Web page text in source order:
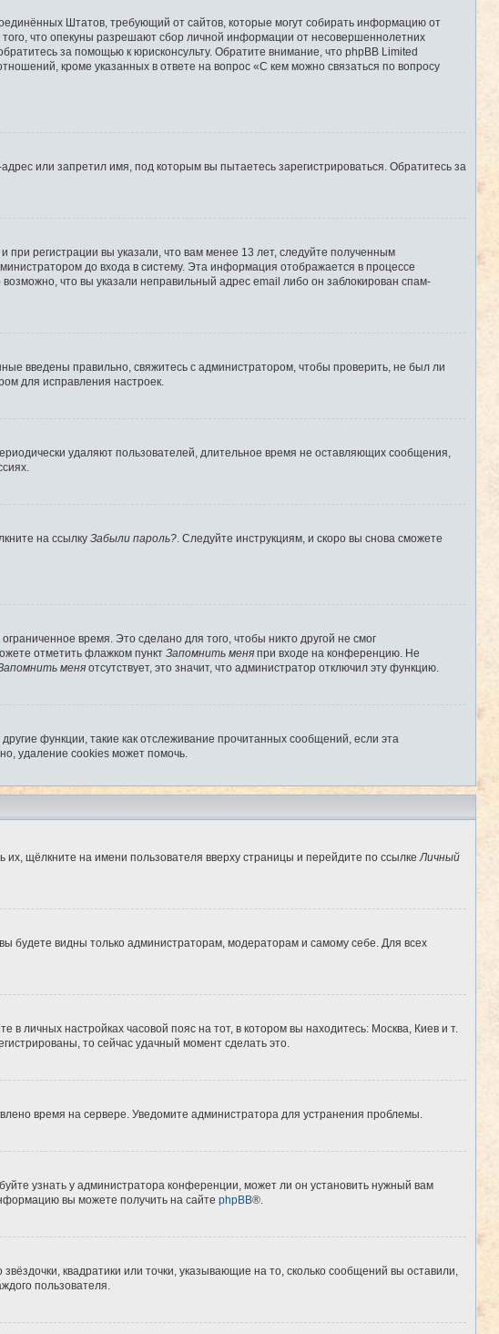
Штатов, требующий от сайтов, которые могут собирать информацию от
что опекуны разрешают сбор личной информации от несовершеннолетних
за помощью к юрисконсульту. Обратите внимание, что phpBB Limited
кроме указанных в ответе на вопрос «С кем можно связаться по вопросу
или запретил имя, под которым вы пытаетесь зарегистрироваться. Обратитесь за
регистрации вы указали, что вам менее 13 лет, следуйте полученным
до входа в систему. Эта информация отображается в процессе
что вы указали неправильный адрес email либо он заблокирован спам-
введены правильно, свяжитесь с администратором, чтобы проверить, не был ли
для исправления настроек.
удаляют пользователей, длительное время не оставляющих сообщения,
на ссылку Забыли пароль? . Следуйте инструкциям, и скоро вы снова сможете
время. Это сделано для того, чтобы никто другой не смог
отметить флажком пункт Запомнить меня при входе на конференцию. Не
меня отсутствует, это значит, что администратор отключил эту функцию.
функции, такие как отслеживание прочитанных сообщений, если эта
удаление cookies может помочь.
щёлкните на имени пользователя вверху страницы и перейдите по ссылке Личный
вы будете видны только администраторам, модераторам и самому себе. Для всех
личных настройках часовой пояс на тот, в котором вы находитесь: Москва, Киев и т.
то сейчас удачный момент сделать это.
время на сервере. Уведомите администратора для устранения проблемы.
узнать у администратора конференции, может ли он установить нужный вам
вы можете получить на сайте phpBB®.
квадратики или точки, указывающие на то, сколько сообщений вы оставили,
пользователя.